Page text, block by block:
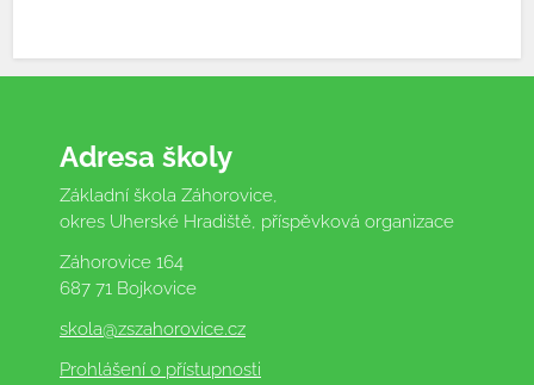
Adresa školy
Základní škola Záhorovice,
okres Uherské Hradiště, příspěvková organizace
Záhorovice 164
687 71 Bojkovice
skola@zszahorovice.cz
Prohlášení o přístupnosti